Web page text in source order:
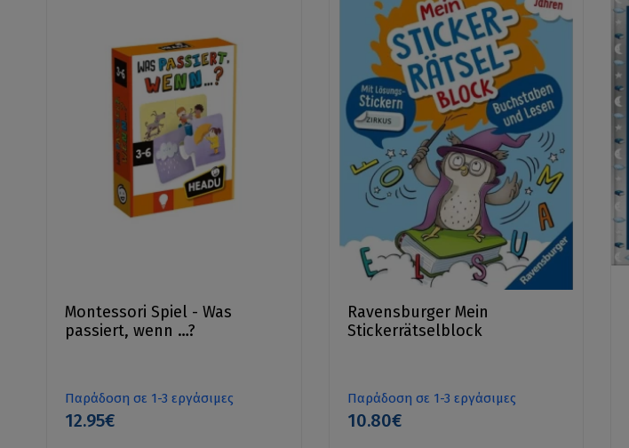
Montessori Spiel - Was
passiert, wenn …?
Παράδοση σε 1-3 εργάσιμες
12.95€
Ravensburger Mein
Stickerrätselblock
Παράδοση σε 1-3 εργάσιμες
10.80€